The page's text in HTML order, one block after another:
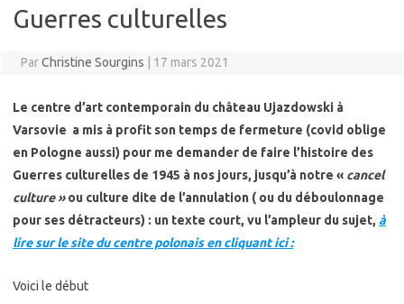
Guerres culturelles
ParChristine Sourgins 17 mars 2021
Le centre d’art contemporain du château Ujazdowski à
Varsovie a mis à profit son temps de fermeture (covid oblige
en Pologne aussi) pour me demander de faire l’histoire des
Guerres culturelles de 1945 à nos jours, jusqu’à notre « cancel
culture »ou culture dite de l’annulation ( ou du déboulonnage
pour ses détracteurs) : un texte court, vu l’ampleur du sujet, à
lire sur le site du centre polonais en cliquant ici:
Voici le début